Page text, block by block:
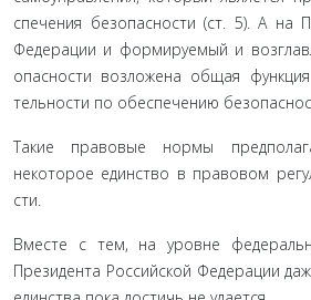
спечения безопасности (ст. 5). А на
Федерации и формируемый и
опасности возложена общая
тельности по обеспечению
Такие правовые нормы
некоторое единство в правовом
сти.
Вместе с тем, на уровне
Президента Российской Федерации